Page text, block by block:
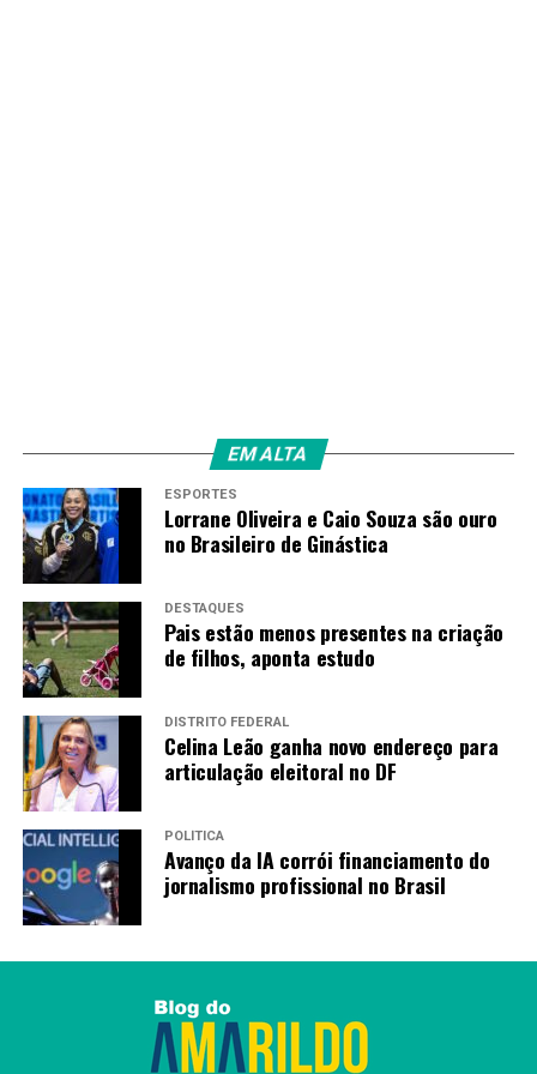
EM ALTA
ESPORTES
Lorrane Oliveira e Caio Souza são ouro
no Brasileiro de Ginástica
DESTAQUES
Pais estão menos presentes na criação
de filhos, aponta estudo
DISTRITO FEDERAL
Celina Leão ganha novo endereço para
articulação eleitoral no DF
POLÍTICA
Avanço da IA corrói financiamento do
jornalismo profissional no Brasil